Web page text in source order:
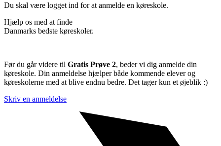
Du skal være logget ind for at anmelde en køreskole.
Hjælp os med at finde
Danmarks bedste køreskoler.
Før du går videre til Gratis Prøve 2, beder vi dig anmelde din
køreskole. Din anmeldelse hjælper både kommende elever og
køreskolerne med at blive endnu bedre. Det tager kun et øjeblik :)
Skriv en anmeldelse